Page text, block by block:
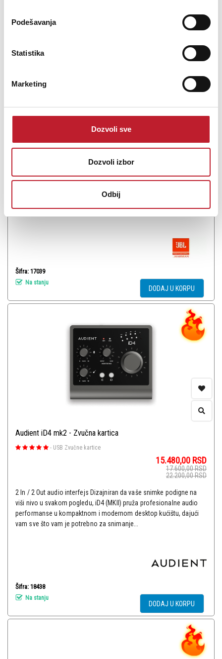
Podešavanja
Statistika
Marketing
Dozvoli sve
Dozvoli izbor
Odbij
JBL STUDIO 680 Podnostojeći Zvučnik
Podnostojeći Zvučnici
59.880,00RSD
Dual 6.5-inch 2.5-way Floorstanding Loudspeaker
Šifra: 17039
Na stanju
DODAJ U KORPU
Audient iD4 mk2 - Zvučna kartica
- USB Zvučne kartice
15.480,00 RSD
17.600,00RSD
22.200,00RSD
2 In / 2 Out audio interfejs Dizajniran da vaše snimke podigne na
viši nivo u svakom pogledu, iD4 (MKII) pruža profesionalne audio
performanse u kompaktnom i modernom desktop kućištu, dajući
vam sve što vam je potrebno za snimanje...
Šifra: 18438
Na stanju
DODAJ U KORPU